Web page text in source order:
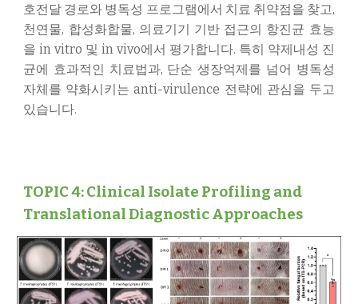
호전달 경로와 병독성 프로그램에서 치료 취약점을 찾고,
천연물, 합성화합물, 의료기기 기반 접근의 항진균 효능
을 in vitro 및 in vivo에서 평가합니다. 특히 약제내성 진
균에 효과적인 치료법과, 단순 생장억제를 넘어 병독성
자체를 약화시키는 anti-virulence 전략에 관심을 두고
있습니다.
TOPIC 4: Clinical Isolate Profiling and
Translational Diagnostic Approaches